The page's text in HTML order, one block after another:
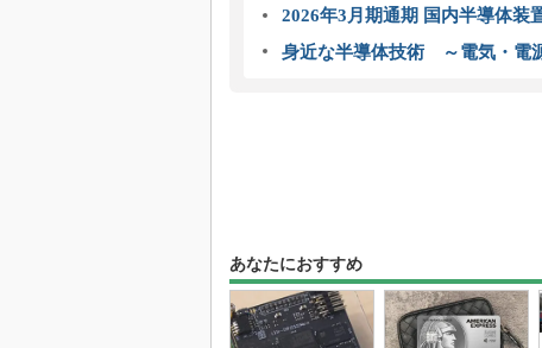
2026年3月期通期 国内半導体装
身近な半導体技術 ～電気・電
あなたにおすすめ